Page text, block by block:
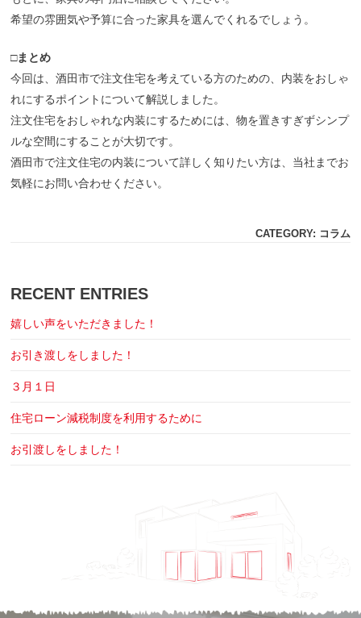
RECENT ENTRIES
嬉しい声をいただきました！
お引き渡しをしました！
３月１日
住宅ローン減税制度を利用するために
お引渡しをしました！
希望の雰囲気や予算に合った家具を選んでくれるでしょう。
□まとめ
今回は、酒田市で注文住宅を考えている方のための、内装をおしゃ
れにするポイントについて解説しました。
注文住宅をおしゃれな内装にするためには、物を置きすぎずシンプ
ルな空間にすることが大切です。
酒田市で注文住宅の内装について詳しく知りたい方は、当社までお
気軽にお問い合わせください。
CATEGORY: コラム